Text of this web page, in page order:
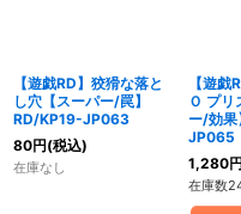
【遊戯RD】狡猾な落と
し穴【スーパー/罠】
RD/KP19-JP063
80円(税込)
在庫なし
【遊戯
Ｏ プリ
ー/効
JP065
1,280円
在庫数